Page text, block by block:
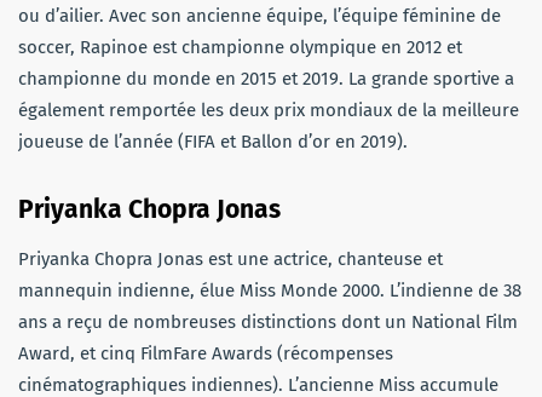
ou d’ailier. Avec son ancienne équipe, l’équipe féminine de
soccer, Rapinoe est championne olympique en 2012 et
championne du monde en 2015 et 2019. La grande sportive a
également remportée les deux prix mondiaux de la meilleure
joueuse de l’année (FIFA et Ballon d’or en 2019).
Priyanka Chopra Jonas
Priyanka Chopra Jonas est une actrice, chanteuse et
mannequin indienne, élue Miss Monde 2000. L’indienne de 38
ans a reçu de nombreuses distinctions dont un National Film
Award, et cinq FilmFare Awards (récompenses
cinématographiques indiennes). L’ancienne Miss accumule